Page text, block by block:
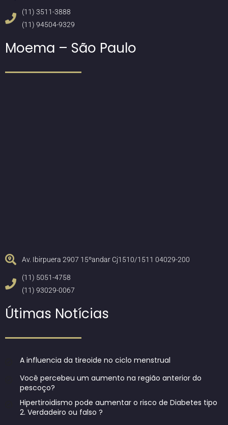
(11) 3511-3888
(11) 94504-9329
Moema – São Paulo
Av. Ibirpuera 2907 15ºandar Cj1510/1511 04029-200
(11) 5051-4758
(11) 93029-0067
Útimas Notícias
A influencia da tireoide no ciclo menstrual
Você percebeu um aumento na região anterior do
pescoço?
Hipertiroidismo pode aumentar o risco de Diabetes tipo
2. Verdadeiro ou falso ?